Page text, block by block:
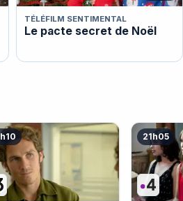
TÉLÉFILM SENTIMENTAL
Le pacte secret de Noël
21h05